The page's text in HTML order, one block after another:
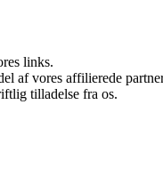
links.
af vores affilierede
tilladelse fra os.